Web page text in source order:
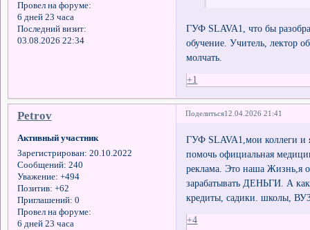
Провел на форуме:
6 дней 23 часа
Последний визит:
03.08.2026 22:34
ГУФ SLAVA1, что бы
обучение. Учитель, лектор
молчать.
+1
Поделиться12.04.2026 21:41
Petrov
Активный участник
Зарегистрирован: 20.10.2022
Сообщений: 240
Уважение: +494
Позитив: +62
Приглашений: 0
Провел на форуме:
6 дней 23 часа
ГУФ SLAVA1,мои коллеги и
помочь официальная
реклама. Это наша Жизнь,я
зарабатывать ДЕНЬГИ. А как
кредиты, садики. школы,
+4